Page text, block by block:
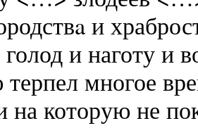
и
голод и наготу и
многое
на которую не